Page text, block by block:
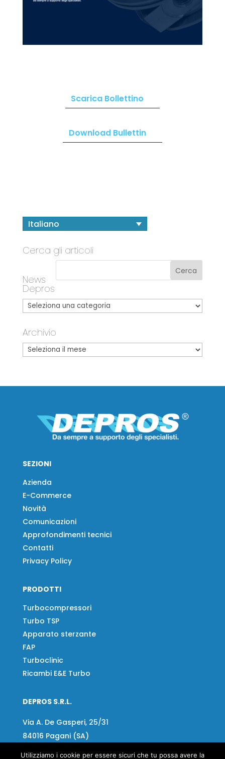
Scarica Bollettino
Download Bullettin
Italiano
Cerca gli articoli
News
Depros
Archivio
SEZIONI
Azienda
E-Commerce
Novità
Comunicazioni
Approfondimenti tecnici
Contatti
Privacy Policy
PRODOTTI
Turbocompressori
Turbo TSP
Apparato sterzante
FAP
Turboclinic
Ricambi E&E Turbo
DEPROS S.R.L.
Via A. De Gasperi, 25/31
84016 Pagani (SA)
Tel:+39 081 918020
Utilizziamo i cookie per essere sicuri che tu possa avere la